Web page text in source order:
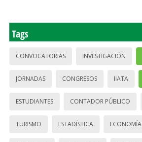
Tags
CONVOCATORIAS INVESTIGACIÓN
JORNADAS CONGRESOS IIATA
ESTUDIANTES CONTADOR PÚBLICO
TURISMO ESTADÍSTICA ECONOMÍA